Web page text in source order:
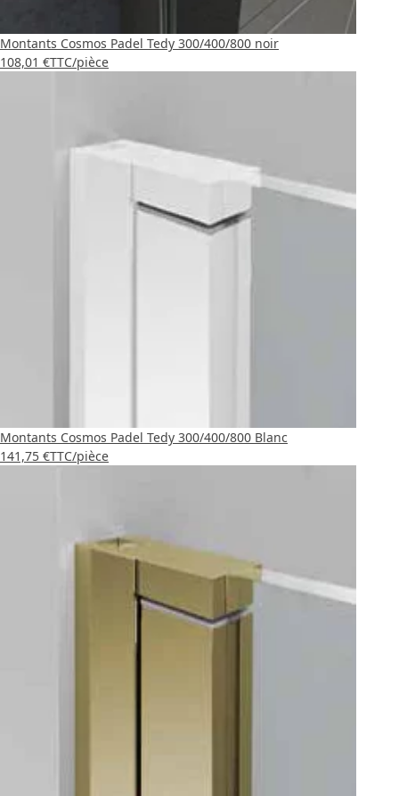
Montants Cosmos Padel Tedy 300/400/800 noir
108,01 €TTC/pièce
Montants Cosmos Padel Tedy 300/400/800 Blanc
141,75 €TTC/pièce